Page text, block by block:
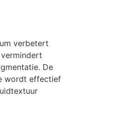
verbetert
De
wordt effectief